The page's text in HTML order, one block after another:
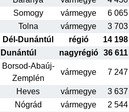
Somogy
vármegye 6 065
Tolna
vármegye 3 703
Dél-Dunántúl
régió 14 198
Dunántúl
nagyrégió 36 611
Borsod-Abaúj-
Zemplén
vármegye 7 247
Heves vármegye 3 637
Nógrád
vármegye 2 544